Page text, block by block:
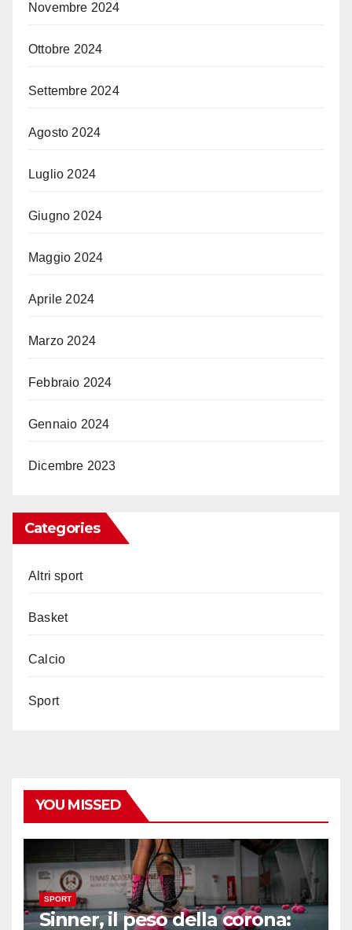
Novembre 2024
Ottobre 2024
Settembre 2024
Agosto 2024
Luglio 2024
Giugno 2024
Maggio 2024
Aprile 2024
Marzo 2024
Febbraio 2024
Gennaio 2024
Dicembre 2023
Categories
Altri sport
Basket
Calcio
Sport
YOU MISSED
SPORT
Sinner, il peso della corona: